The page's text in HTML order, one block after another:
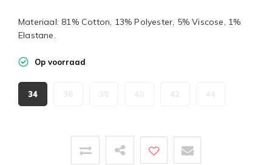
Materiaal: 81% Cotton, 13% Polyester, 5% Viscose, 1%
Elastane.
Op voorraad
34